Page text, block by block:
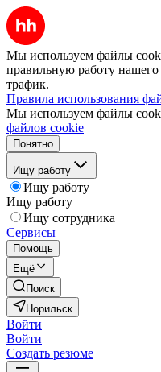
Мы используем файлы
правильную работу нашего
трафик.
Правила использования
Мы используем файлы
файлов cookie
Понятно
Ищу работу
Ищу работу
Ищу работу
Ищу сотрудника
Сервисы
Помощь
Ещё
Поиск
Норильск
Войти
Войти
Создать резюме